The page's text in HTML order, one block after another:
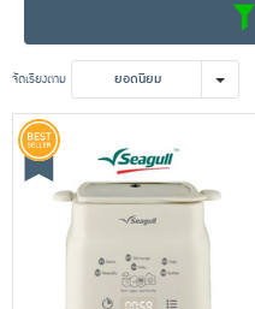
เครื่องดื่มและผงชงดื่ม
เครื่องปรุงรสและของแห้ง
ขนมขบเคี้ยว และช็อคโกแลต
อาหารสด ผัก ผลไม้และเบเกอรี่
พระเครื่อง test pop
จัดเรียงตาม ยอดนิยม